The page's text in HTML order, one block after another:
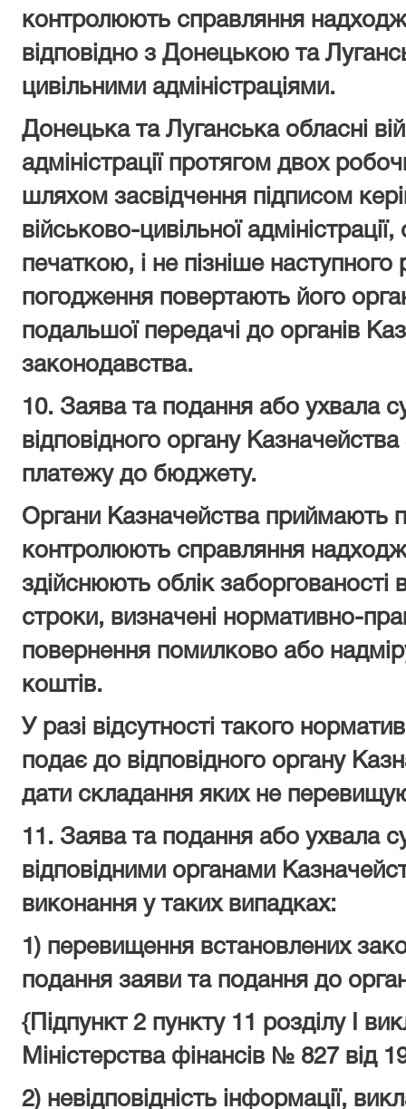
контролюють справляння
відповідно з Донецькою та
цивільними адміністраціями.
Донецька та Луганська обласні
адміністрації протягом двох
шляхом засвідчення підписом
військово-цивільної
печаткою, і не пізніше наступного
погодження повертають його
подальшої передачі до органів
законодавства.
10. Заява та подання або ухвала
відповідного органу
платежу до бюджету.
Органи Казначейства приймають
контролюють справляння
здійснюють облік заборгованості
строки, визначені нормативно-
повернення помилково або
коштів.
У разі відсутності такого
подає до відповідного органу
дати складання яких не
11. Заява та подання або ухвала
відповідними органами
виконання у таких випадках:
1) перевищення встановлених
подання заяви та подання до
{Підпункт 2 пункту 11 розділу І
Міністерства фінансів № 827 від
2) невідповідність інформації,